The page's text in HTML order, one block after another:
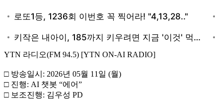
YTN 라디오(FM 94.5) [YTN ON-AI RADIO]
□ 방송일시: 2026년 05월 11일 (월)
□ 진행: AI 챗봇 “에어”
□ 보조진행: 김우성 PD